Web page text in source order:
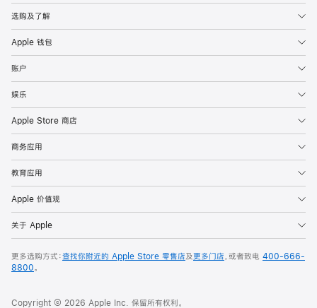
选购及了解
Apple 钱包
账户
娱乐
Apple Store 商店
商务应用
教育应用
Apple 价值观
关于 Apple
更多选购方式：查找你附近的 Apple Store 零售店及更多门店，或者致电 400-666-
8800。
Copyright © 2026 Apple Inc. 保留所有权利。